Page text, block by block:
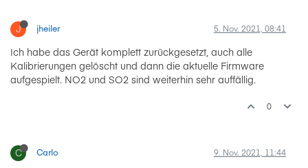
J jheiler 5. Nov. 2021, 08:41
Ich habe das Gerät komplett zurückgesetzt, auch alle
Kalibrierungen gelöscht und dann die aktuelle Firmware
aufgespielt. NO2 und SO2 sind weiterhin sehr auffällig.
0
C Carlo 9. Nov. 2021, 11:44